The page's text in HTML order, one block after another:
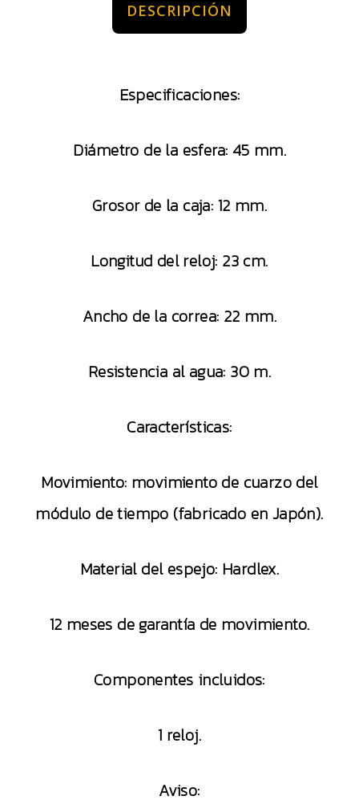
DESCRIPCIÓN
Especificaciones:
Diámetro de la esfera: 45 mm.
Grosor de la caja: 12 mm.
Longitud del reloj: 23 cm.
Ancho de la correa: 22 mm.
Resistencia al agua: 30 m.
Características:
Movimiento: movimiento de cuarzo del
módulo de tiempo (fabricado en Japón).
Material del espejo: Hardlex.
12 meses de garantía de movimiento.
Componentes incluidos:
1 reloj.
Aviso: